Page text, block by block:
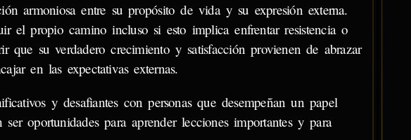
armoniosa entre su propósito de vida y su expresión externa.
el propio camino incluso si esto implica enfrentar resistencia o
su verdadero crecimiento y satisfacción provienen de abrazar
en las expectativas externas.
y desafiantes con personas que desempeñan un papel
oportunidades para aprender lecciones importantes y para